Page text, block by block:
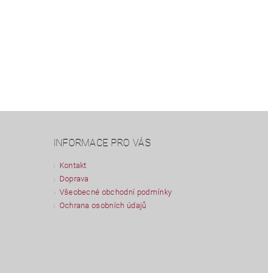
INFORMACE PRO VÁS
Kontakt
Doprava
Všeobecné obchodní podmínky
Ochrana osobních údajů